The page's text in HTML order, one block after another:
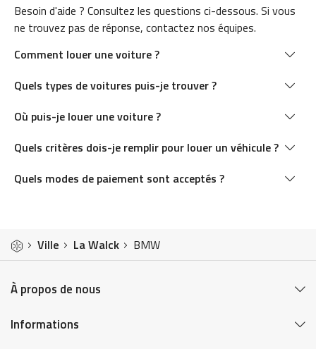
Besoin d'aide ? Consultez les questions ci-dessous. Si vous
ne trouvez pas de réponse, contactez nos équipes.
Comment louer une voiture ?
Quels types de voitures puis-je trouver ?
Où puis-je louer une voiture ?
Quels critères dois-je remplir pour louer un véhicule ?
Quels modes de paiement sont acceptés ?
Ville La Walck BMW
À propos de nous
Informations